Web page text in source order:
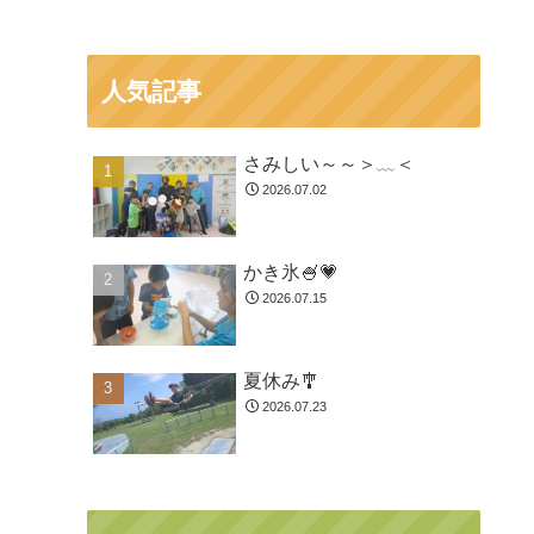
人気記事
さみしい～～＞﹏＜
2026.07.02
かき氷🍧💗
2026.07.15
夏休み🎐
2026.07.23